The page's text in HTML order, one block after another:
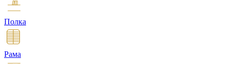
Полка
Рама